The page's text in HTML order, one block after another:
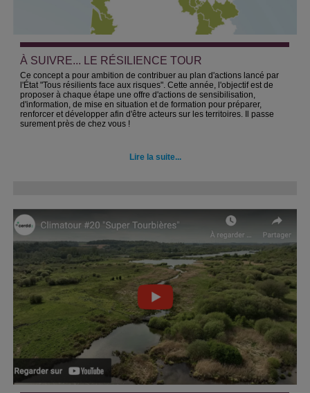
À SUIVRE... LE RÉSILIENCE TOUR
Ce concept a pour ambition de contribuer au plan d'actions lancé par
l'État "Tous résilients face aux risques". Cette année, l'objectif est de
proposer à chaque étape une offre d'actions de sensibilisation,
d'information, de mise en situation et de formation pour préparer,
renforcer et développer afin d'être acteurs sur les territoires. Il passe
surement près de chez vous !
Lire la suite...